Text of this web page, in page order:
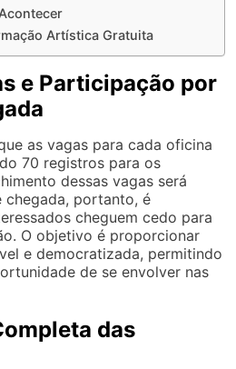
Artística Gratuita
e Participação por
as vagas para cada oficina
70 registros para os
dessas vagas será
chegada, portanto, é
cheguem cedo para
O objetivo é proporcionar
e democratizada, permitindo
de se envolver nas
das